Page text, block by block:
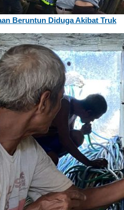
Beruntun Diduga Akibat Truk